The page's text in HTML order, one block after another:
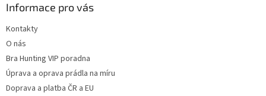
Informace pro vás
Kontakty
O nás
Bra Hunting VIP poradna
Úprava a oprava prádla na míru
Doprava a platba ČR a EU